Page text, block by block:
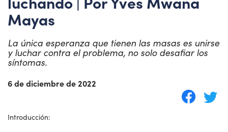
Mayas
La única esperanza que tienen las masas es unirse
y luchar contra el problema, no solo desafiar los
síntomas.
6 de diciembre de 2022
Introducción: